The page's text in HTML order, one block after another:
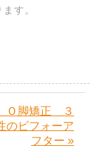
す。
Ｏ脚矯正 ３
のビフォーア
フター »